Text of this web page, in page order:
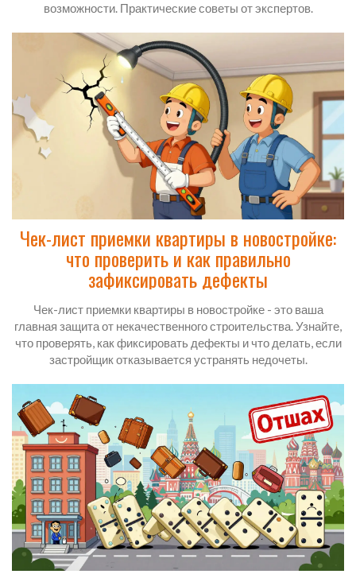
возможности. Практические советы от экспертов.
Чек-лист приемки квартиры в новостройке:
что проверить и как правильно
зафиксировать дефекты
Чек-лист приемки квартиры в новостройке - это ваша
главная защита от некачественного строительства. Узнайте,
что проверять, как фиксировать дефекты и что делать, если
застройщик отказывается устранять недочеты.